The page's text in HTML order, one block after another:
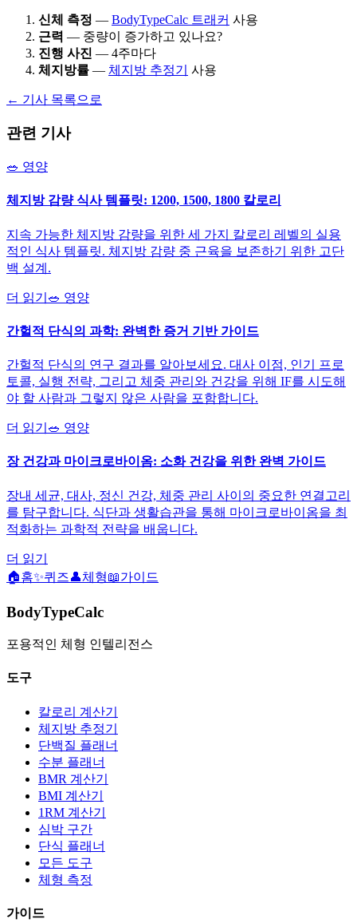
신체 측정 — BodyTypeCalc 트래커 사용
근력 — 중량이 증가하고 있나요?
진행 사진 — 4주마다
체지방률 — 체지방 추정기 사용
← 기사 목록으로
관련 기사
🥗 영양
체지방 감량 식사 템플릿: 1200, 1500, 1800 칼로리
지속 가능한 체지방 감량을 위한 세 가지 칼로리 레벨의 실용
적인 식사 템플릿. 체지방 감량 중 근육을 보존하기 위한 고단
백 설계.
더 읽기 🥗 영양
간헐적 단식의 과학: 완벽한 증거 기반 가이드
간헐적 단식의 연구 결과를 알아보세요. 대사 이점, 인기 프로
토콜, 실행 전략, 그리고 체중 관리와 건강을 위해 IF를 시도해
야 할 사람과 그렇지 않은 사람을 포함합니다.
더 읽기 🥗 영양
장 건강과 마이크로바이옴: 소화 건강을 위한 완벽 가이드
장내 세균, 대사, 정신 건강, 체중 관리 사이의 중요한 연결고리
를 탐구합니다. 식단과 생활습관을 통해 마이크로바이옴을 최
적화하는 과학적 전략을 배웁니다.
더 읽기
🏠홈✨퀴즈👤체형📖가이드
BodyTypeCalc
포용적인 체형 인텔리전스
도구
칼로리 계산기
체지방 추정기
단백질 플래너
수분 플래너
BMR 계산기
BMI 계산기
1RM 계산기
심박 구간
단식 플래너
모든 도구
체형 측정
가이드